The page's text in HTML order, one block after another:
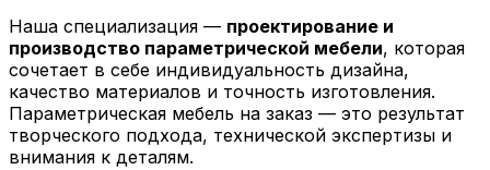
Наша специализация — проектирование и
производство параметрической мебели, которая
сочетает в себе индивидуальность дизайна,
качество материалов и точность изготовления.
Параметрическая мебель на заказ — это результат
творческого подхода, технической экспертизы и
внимания к деталям.